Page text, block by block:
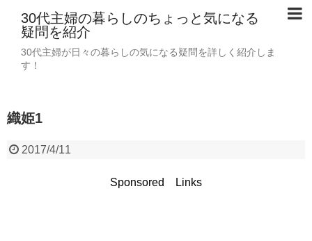
30代主婦の暮らしのちょっと気になる
疑問を紹介
30代主婦が日々の暮らしの気になる疑問を詳しく紹介しま
す！
織姫1
2017/4/11
Sponsored Links